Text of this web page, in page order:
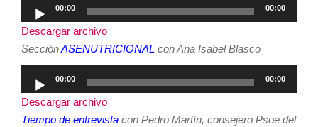
de
audio
00:00 00:00
Descargar archivo
SecciónASENUTRICIONAL con Ana Isabel Blasco
de
audio
00:00 00:00
Descargar archivo
Tiempo de entrevista con Pedro Martín, consejero Psoe del